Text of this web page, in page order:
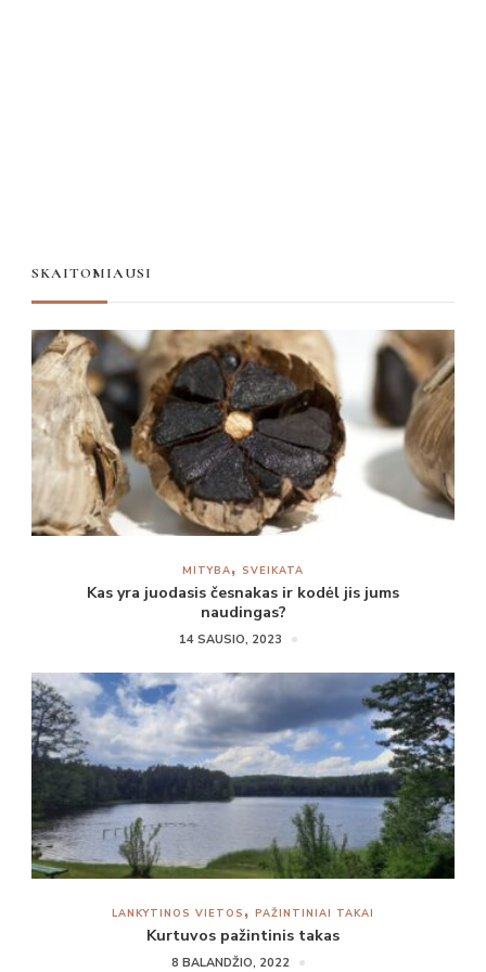
SKAITOMIAUSI
MITYBA SVEIKATA
Kas yra juodasis česnakas ir kodėl jis jums
naudingas?
14 SAUSIO, 2023
LANKYTINOS VIETOS PAŽINTINIAI TAKAI
Kurtuvos pažintinis takas
8 BALANDŽIO, 2022